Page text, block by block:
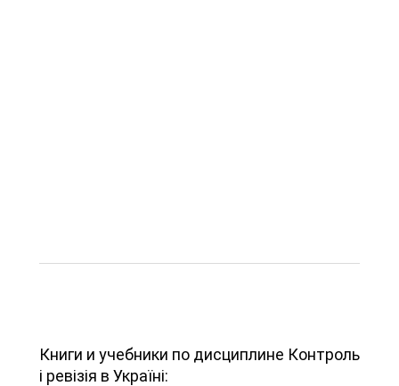
Книги и учебники по дисциплине Контроль
і ревізія в Україні: